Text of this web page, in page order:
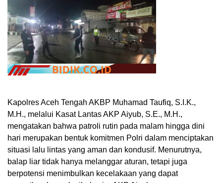
Kapolres Aceh Tengah AKBP Muhamad Taufiq, S.I.K.,
M.H., melalui Kasat Lantas AKP Aiyub, S.E., M.H.,
mengatakan bahwa patroli rutin pada malam hingga dini
hari merupakan bentuk komitmen Polri dalam menciptakan
situasi lalu lintas yang aman dan kondusif. Menurutnya,
balap liar tidak hanya melanggar aturan, tetapi juga
berpotensi menimbulkan kecelakaan yang dapat